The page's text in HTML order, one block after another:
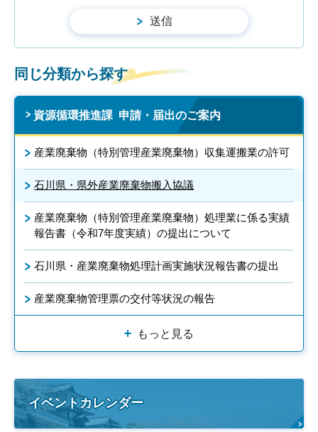
同じ分類から探す
資源循環推進課 申請・届出のご案内
産業廃棄物（特別管理産業廃棄物）収集運搬業の許可
石川県・県外産業廃棄物搬入協議
産業廃棄物（特別管理産業廃棄物）処理業に係る実績
報告書（令和7年度実績）の提出について
石川県・産業廃棄物処理計画実施状況報告書の提出
産業廃棄物管理票の交付等状況の報告
もっと見る
イベントカレンダー